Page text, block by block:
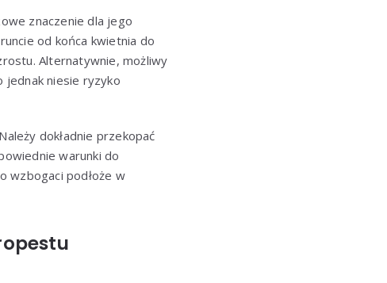
znaczenie dla jego
od końca kwietnia do
Alternatywnie, możliwy
jednak niesie ryzyko
dokładnie przekopać
warunki do
wzbogaci podłoże w